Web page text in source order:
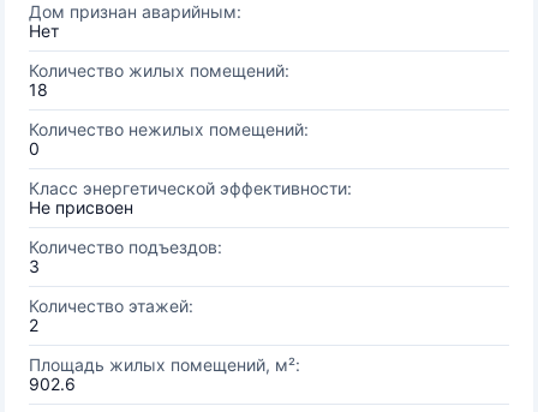
Дом признан аварийным:
Нет
Количество жилых помещений:
18
Количество нежилых помещений:
0
Класс энергетической эффективности:
Не присвоен
Количество подъездов:
3
Количество этажей:
2
Площадь жилых помещений, м²:
902.6